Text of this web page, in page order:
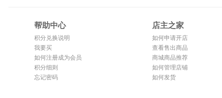
帮助中心
积分兑换说明
我要买
如何注册成为会员
积分细则
忘记密码
店主之家
如何申请开店
查看售出商品
商城商品推荐
如何管理店铺
如何发货